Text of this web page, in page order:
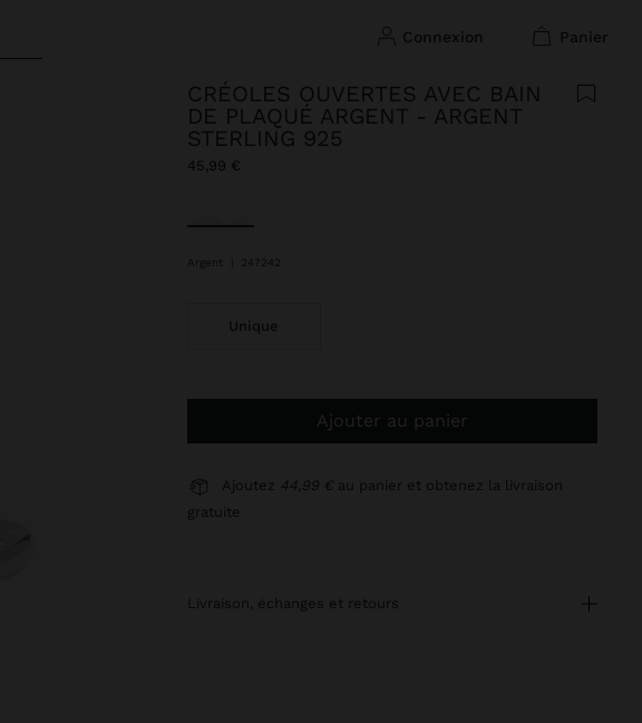
connexion panier
CRÉOLES OUVERTES AVEC BAIN
DE PLAQUÉ ARGENT - ARGENT
STERLING 925
45,99 €
sélectionné(s)
Argent 247242
Unique
Ajouter au panier
Ajoutez 44,99 € au panier et obtenez la livraison
gratuite
livraison, échanges et retours